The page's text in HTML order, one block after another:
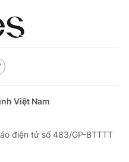
Việt Nam
điện tử số 483/GP-BTTTT